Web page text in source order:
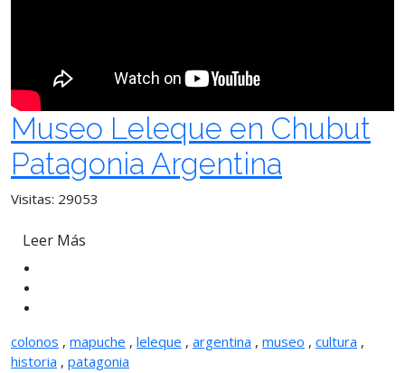
Museo Leleque en Chubut
Patagonia Argentina
Visitas: 29053
Leer Más
colonos , mapuche , leleque , argentina , museo , cultura ,
historia , patagonia